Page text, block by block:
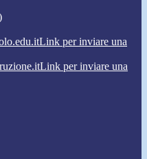
Link per inviare una
Link per inviare una